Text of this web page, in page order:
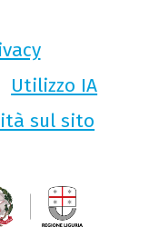
Utilizzo IA
sul sito